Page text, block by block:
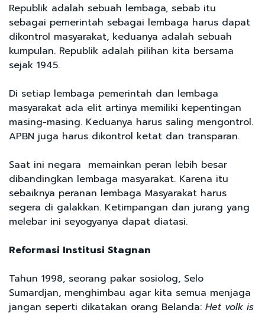
Republik adalah sebuah lembaga, sebab itu
sebagai pemerintah sebagai lembaga harus dapat
dikontrol masyarakat, keduanya adalah sebuah
kumpulan. Republik adalah pilihan kita bersama
sejak 1945.
Di setiap lembaga pemerintah dan lembaga
masyarakat ada elit artinya memiliki kepentingan
masing-masing. Keduanya harus saling mengontrol.
APBN juga harus dikontrol ketat dan transparan.
Saat ini negara memainkan peran lebih besar
dibandingkan lembaga masyarakat. Karena itu
sebaiknya peranan lembaga Masyarakat harus
segera di galakkan. Ketimpangan dan jurang yang
melebar ini seyogyanya dapat diatasi.
Reformasi Institusi Stagnan
Tahun 1998, seorang pakar sosiolog, Selo
Sumardjan, menghimbau agar kita semua menjaga
jangan seperti dikatakan orang Belanda: Het volk is